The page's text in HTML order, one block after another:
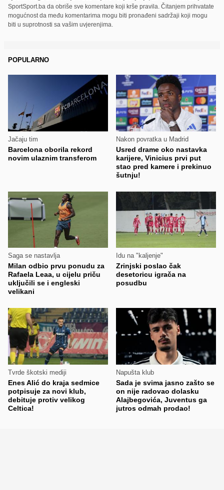
SportSport.ba da obriše sve komentare koji krše pravila. Čitanjem prihvatate
mogućnost da među komentarima mogu biti pronađeni sadržaji koji mogu
biti u suprotnosti sa vašim uvjerenjima.
POPULARNO
Jačaju tim
Barcelona oborila rekord
novim ulaznim transferom
Nakon povratka u Madrid
Usred drame oko nastavka
karijere, Vinicius prvi put
stao pred kamere i prekinuo
šutnju!
Saga se nastavlja
Milan odbio prvu ponudu za
Rafaela Leaa, u cijelu priču
uključili se i engleski
velikani
Idu na "kaljenje"
Zrinjski poslao čak
desetoricu igrača na
posudbu
Tvrde škotski mediji
Enes Alić do kraja sedmice
potpisuje za novi klub,
debituje protiv velikog
Celtica!
Napušta klub
Sada je svima jasno zašto se
on nije radovao dolasku
Alajbegovića, Juventus ga
jutros odmah prodao!